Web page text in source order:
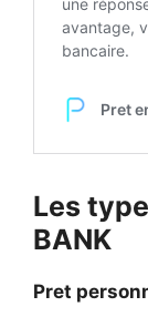
Les
BANK
Pret